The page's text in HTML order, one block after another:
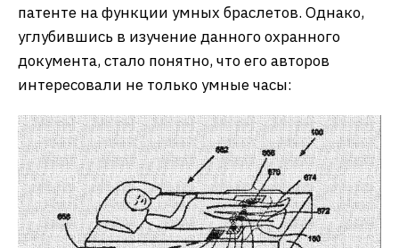
патенте на функции умных браслетов. Однако,
углубившись в изучение данного охранного
документа, стало понятно, что его авторов
интересовали не только умные часы: